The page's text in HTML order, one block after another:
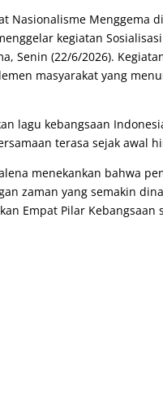
Nasionalisme Menggema
kegiatan
Senin (22/6/2026).
masyarakat yang
lagu kebangsaan
terasa sejak awal
menekankan bahwa
zaman yang semakin
Empat Pilar